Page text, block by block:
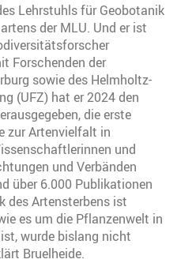
Lehrstuhls für Geobotanik
der MLU. Und er ist
Forschenden der
sowie des Helmholtz-
(UFZ) hat er 2024 den
die erste
zur Artenvielfalt in
und
und Verbänden
über 6.000 Publikationen
des Artensterbens ist
es um die Pflanzenwelt in
wurde bislang nicht
Bruelheide.